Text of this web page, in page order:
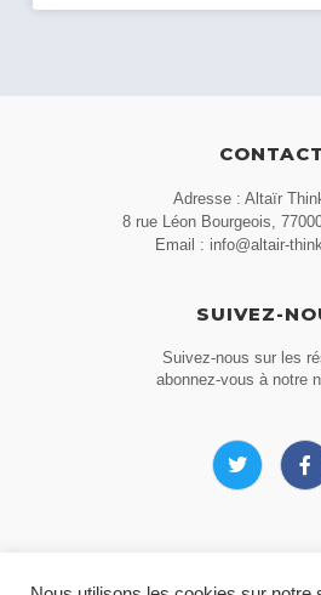
CONTACT
Adresse : Altaïr
8 rue Léon Bourgeois,
Email : info@altair-
SUIVEZ-
Suivez-nous sur les
abonnez-vous à notre